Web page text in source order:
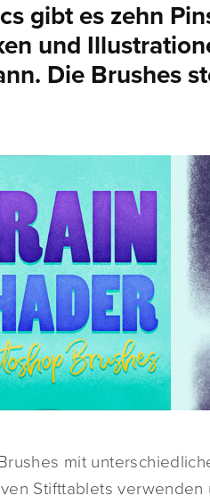
gibt es zehn
und
Die Brushes
mit
Stifttablets